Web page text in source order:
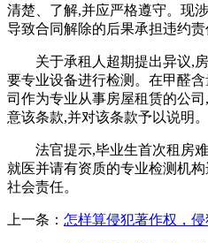
清楚、了解,并应严格遵守。现
导致合同解除的后果承担违约责
关于承租人超期提出异议,
要专业设备进行检测。在甲醛
司作为专业从事房屋租赁的公
意该条款,并对该条款予以说明。
法官提示,毕业生首次租房
就医并请有资质的专业检测机
社会责任。
上一条： 怎样算侵犯著作权，